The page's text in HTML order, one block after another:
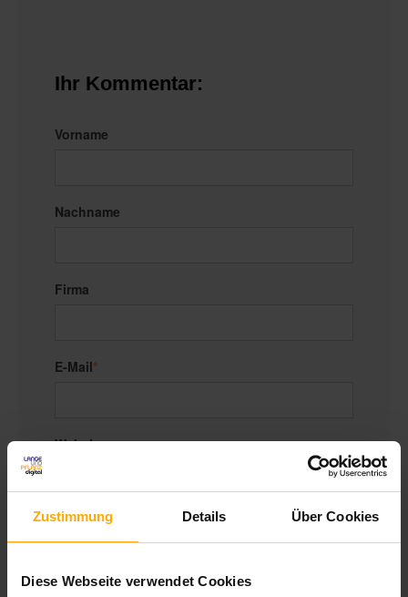
Zustimmung Details Über Cookies
Diese Webseite verwendet Cookies
Ihr Kommentar:
Vorname
Nachname
Firma
E-Mail*
Website
Kommentar